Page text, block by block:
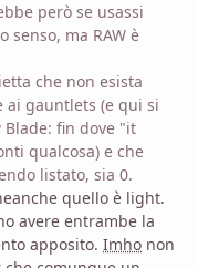
però se usassi
senso, ma RAW è
che non esista
ai gauntlets (e qui si
fin dove "it
qualcosa) e che
listato, sia 0.
quello è light.
avere entrambe la
apposito. Imho non